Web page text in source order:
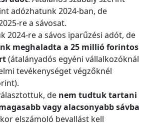
adózhatunk 2024-ban, de
re a sávosat.
2024-re a sávos iparűzési adót, de
meghaladta a 25 millió forintos
(átalányadós egyéni vállalkozóknál
tevékenységet végzőknél
de nem tudtuk tartani
vagy alacsonyabb sávba
elszámoló bevallást kell